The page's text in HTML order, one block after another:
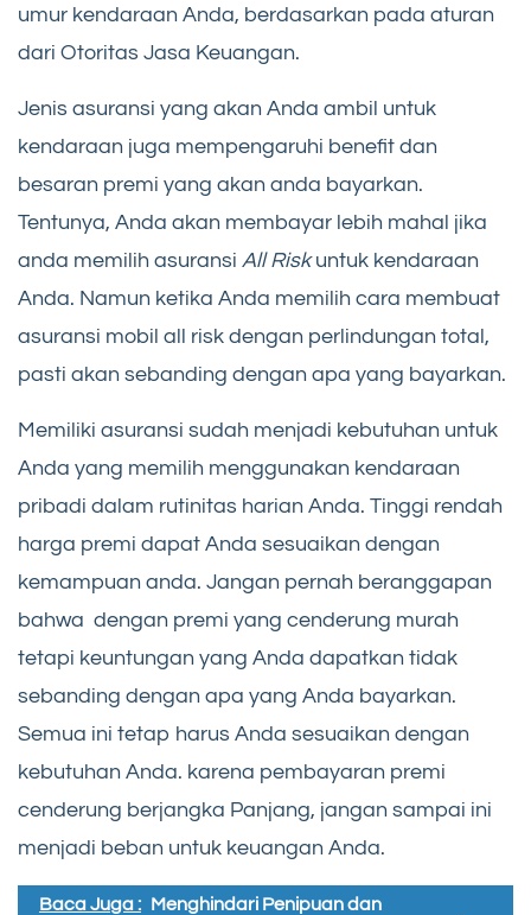
umur kendaraan Anda, berdasarkan pada aturan
dari Otoritas Jasa Keuangan.
Jenis asuransi yang akan Anda ambil untuk
kendaraan juga mempengaruhi benefit dan
besaran premi yang akan anda bayarkan.
Tentunya, Anda akan membayar lebih mahal jika
anda memilih asuransi All Riskuntuk kendaraan
Anda. Namun ketika Anda memilih cara membuat
asuransi mobil all risk dengan perlindungan total,
pasti akan sebanding dengan apa yang bayarkan.
Memiliki asuransi sudah menjadi kebutuhan untuk
Anda yang memilih menggunakan kendaraan
pribadi dalam rutinitas harian Anda. Tinggi rendah
harga premi dapat Anda sesuaikan dengan
kemampuan anda. Jangan pernah beranggapan
bahwa dengan premi yang cenderung murah
tetapi keuntungan yang Anda dapatkan tidak
sebanding dengan apa yang Anda bayarkan.
Semua ini tetap harus Anda sesuaikan dengan
kebutuhan Anda. karena pembayaran premi
cenderung berjangka Panjang, jangan sampai ini
menjadi beban untuk keuangan Anda.
Baca Juga : Menghindari Penipuan dan